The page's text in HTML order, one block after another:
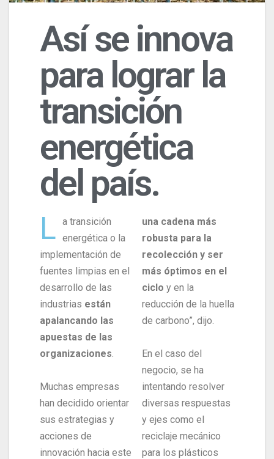
Así se innova
para lograr la
transición
energética
del país.
L a transición
energética o la
implementación de
fuentes limpias en el
desarrollo de las
industrias están
apalancando las
apuestas de las
organizaciones.
Muchas empresas
han decidido orientar
sus estrategias y
acciones de
innovación hacia este
una cadena más
robusta para la
recolección y ser
más óptimos en el
ciclo y en la
reducción de la huella
de carbono”, dijo.
En el caso del
negocio, se ha
intentando resolver
diversas respuestas
y ejes como el
reciclaje mecánico
para los plásticos